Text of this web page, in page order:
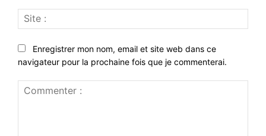
:
Enregistrer mon nom, email et site web dans ce
navigateur pour la prochaine fois que je commenterai.